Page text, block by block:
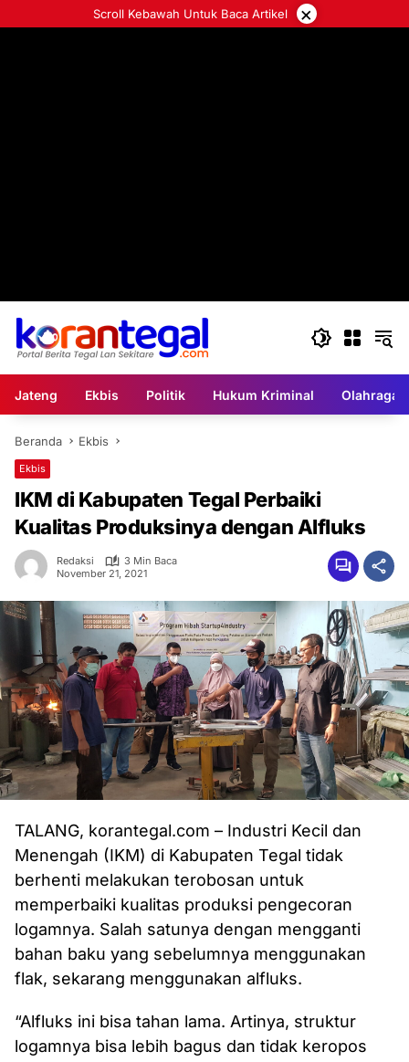
ke
Scroll Kebawah Untuk Baca Artikel ×
Jateng Ekbis Politik Hukum Kriminal Olahraga
Beranda Ekbis
Ekbis
IKM di Kabupaten Tegal Perbaiki
Kualitas Produksinya dengan Alfluks
Redaksi
3 Min Baca
November 21, 2021
TALANG, korantegal.com – Industri Kecil dan
Menengah (IKM) di Kabupaten Tegal tidak
berhenti melakukan terobosan untuk
memperbaiki kualitas produksi pengecoran
logamnya. Salah satunya dengan mengganti
bahan baku yang sebelumnya menggunakan
flak, sekarang menggunakan alfluks.
“Alfluks ini bisa tahan lama. Artinya, struktur
logamnya bisa lebih bagus dan tidak keropos